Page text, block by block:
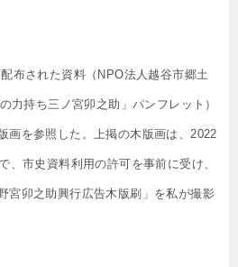
布された資料（NPO法人越谷市郷土
力持ち三ノ宮卯之助」パンフレット）
画を参照した。上掲の木版画は、2022
、市史資料利用の許可を事前に受け、
宮卯之助興行広告木版刷」を私が撮影